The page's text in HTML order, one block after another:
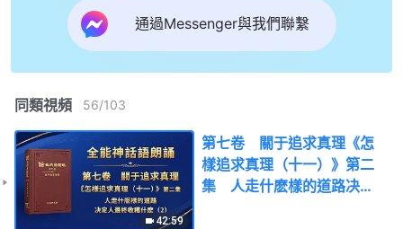
通過Messenger與我們聯繫
同類視頻 56/103
42:59
第七卷 關于追求真理《怎
樣追求真理（十一）》第二
集 人走什麽樣的道路决定